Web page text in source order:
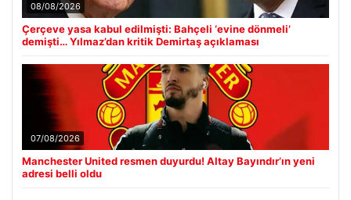
08/08/2026
Çerçeve yasa kabul edilmişti: Bahçeli ‘evine dönmeli’
demişti… Yılmaz’dan kritik Demirtaş açıklaması
07/08/2026
Manchester United resmen duyurdu! Altay Bayındır’ın yeni
adresi belli oldu